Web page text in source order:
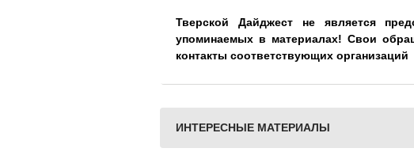
Тверской Дайджест не является
упоминаемых в материалах! Свои
контакты соответствующих организаций
ИНТЕРЕСНЫЕ МАТЕРИАЛЫ